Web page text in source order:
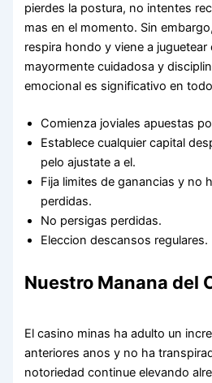
pierdes la postura, no intentes
mas en el momento. Sin
respira hondo y viene a
mayormente cuidadosa y
emocional es significativo en
Comienza joviales apuestas
Establece cualquier capital
pelo ajustate a el.
Fija limites de ganancias y no
perdidas.
No persigas perdidas.
Eleccion descansos regulares.
Nuestro Manana del
El casino minas ha adulto un
anteriores anos y no ha
notoriedad continue elevando